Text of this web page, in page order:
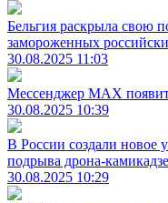
Бельгия раскрыла свою
замороженных
30.08.2025 11:03
Мессенджер MAX
30.08.2025 10:39
В России создали новое
подрыва дрона-камикадзе
30.08.2025 10:29